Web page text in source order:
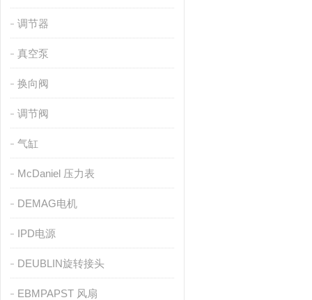
调节器
真空泵
换向阀
调节阀
气缸
McDaniel 压力表
DEMAG电机
IPD电源
DEUBLIN旋转接头
EBMPAPST 风扇